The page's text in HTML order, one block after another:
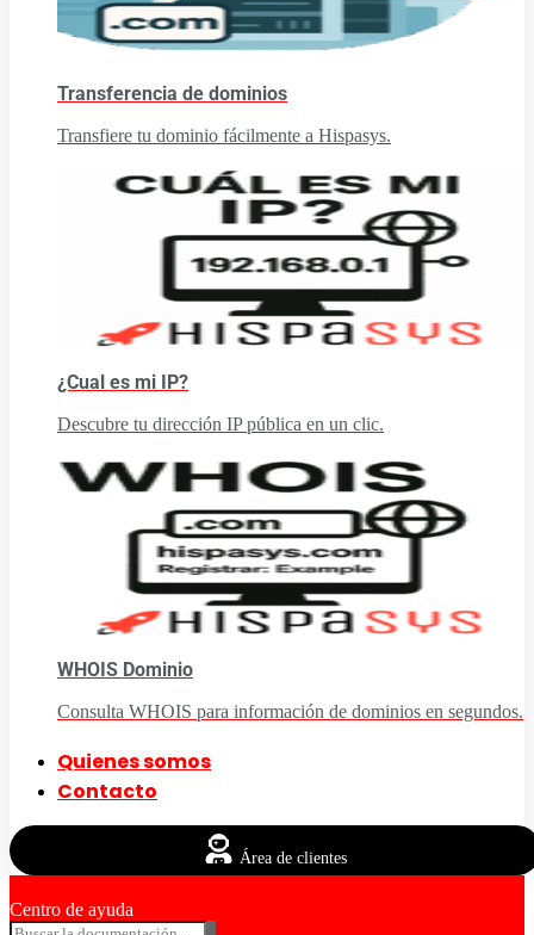
Transferencia de dominios
Transfiere tu dominio fácilmente a Hispasys.
¿Cual es mi IP?
Descubre tu dirección IP pública en un clic.
WHOIS Dominio
Consulta WHOIS para información de dominios en segundos.
Quienes somos
Contacto
Área de clientes
Centro de ayuda